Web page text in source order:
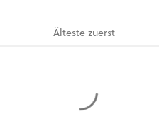
Ältestezuerst